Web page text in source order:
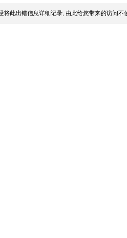
将此出错信息详细记录, 由此给您带来的访问不